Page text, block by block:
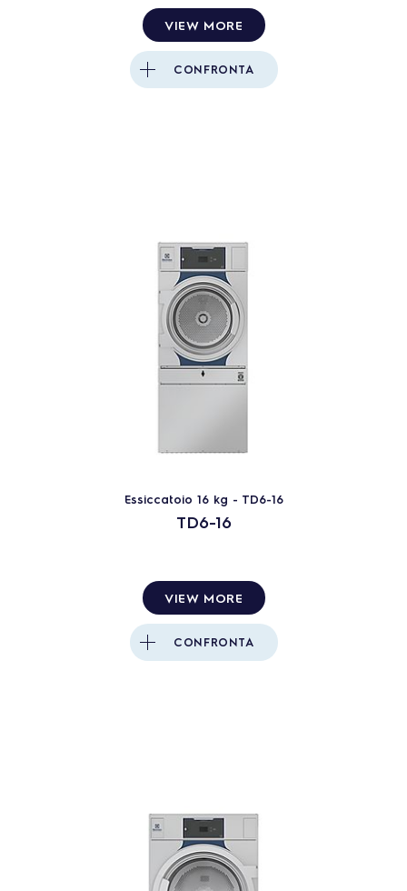
VIEW MORE
CONFRONTA
Essiccatoio 16 kg - TD6-16
TD6-16
VIEW MORE
CONFRONTA